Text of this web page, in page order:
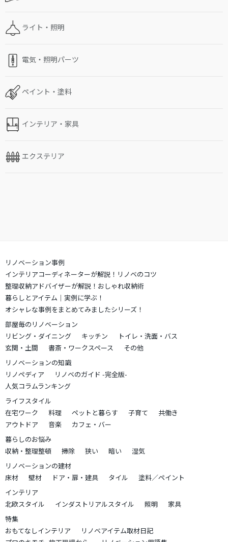
ライト・照明
電気・照明パーツ
ペイント・塗料
インテリア・家具
エクステリア
リノベーション事例
インテリアコーディネーターが解説！リノベのコツ
整理収納アドバイザーが解説！おしゃれ収納術
暮らしとアイテム｜実例に学ぶ！
オシャレな事例をまとめてみましたシリーズ！
部屋毎のリノベーション
リビング・ダイニング
キッチン
トイレ・洗面・バス
玄関・土間
書斎・ワークスペース
その他
リノベーションの知識
リノペディア
リノベのガイド -完全版-
人気コラムランキング
ライフスタイル
在宅ワーク
料理 ペットと暮らす 子育て
共働き
アウトドア
音楽
カフェ・バー
暮らしのお悩み
収納・整理整頓
掃除 狭い 暗い
湿気
リノベーションの建材
床材
壁材 ドア・扉・建具 タイル
塗料／ペイント
インテリア
北欧スタイル
インダストリアルスタイル 照明
家具
特集
おもてなしインテリア
リノベアイテム取材日記